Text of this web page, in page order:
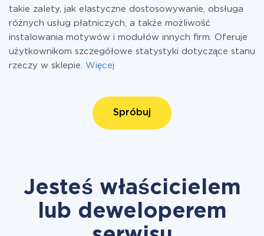
takie zalety, jak elastyczne dostosowywanie, obsługa
różnych usług płatniczych, a także możliwość
instalowania motywów i modułów innych firm. Oferuje
użytkownikom szczegółowe statystyki dotyczące stanu
rzeczy w sklepie. Więcej
Spróbuj
Jesteś właścicielem
lub deweloperem